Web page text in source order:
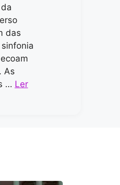
das
As
… Ler